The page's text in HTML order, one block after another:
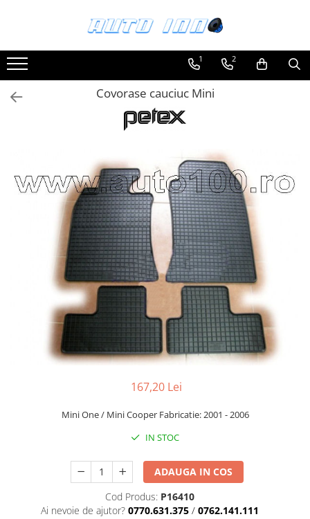
Montaj Sisteme Audio Auto
Accesorii interior
Covorase cauciuc auto dedicate
Odorizant Auto
Plase portbagaj
Tavite portbagaj auto
Pachete Audio
Accesorii Sisteme Audio
Cupla carkit
Cupla radio aftermarket
Cupla radio OEM
Inele boxe auto
CD Playere Auto
Conectori Difuzoare
Difuzoare, boxe auto coaxiale
1 2
Covorase cauciuc Mini
167,20 Lei
Mini One / Mini Cooper Fabricatie: 2001 - 2006
IN STOC
ADAUGA IN COS
Cod Produs: P16410
Ai nevoie de ajutor? 0770.631.375 / 0762.141.111